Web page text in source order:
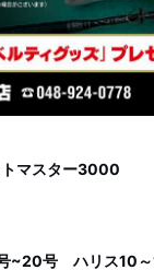
マスター3000
~20号 ハリス10～